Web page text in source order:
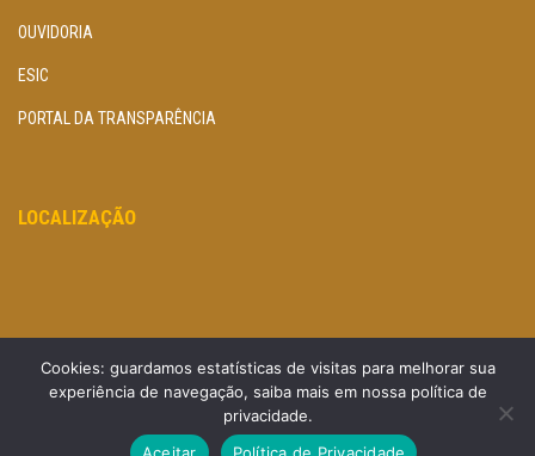
OUVIDORIA
ESIC
PORTAL DA TRANSPARÊNCIA
LOCALIZAÇÃO
Cookies: guardamos estatísticas de visitas para melhorar sua
experiência de navegação, saiba mais em nossa política de
privacidade.
Aceitar
Política de Privacidade